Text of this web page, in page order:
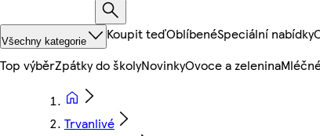
Všechny kategorie Koupit teďOblíbenéSpeciální nabídky
Top výběrZpátky do školyNovinkyOvoce a zelenina
Trvanlivé